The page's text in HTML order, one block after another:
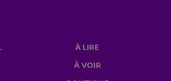
À LIRE
À VOIR